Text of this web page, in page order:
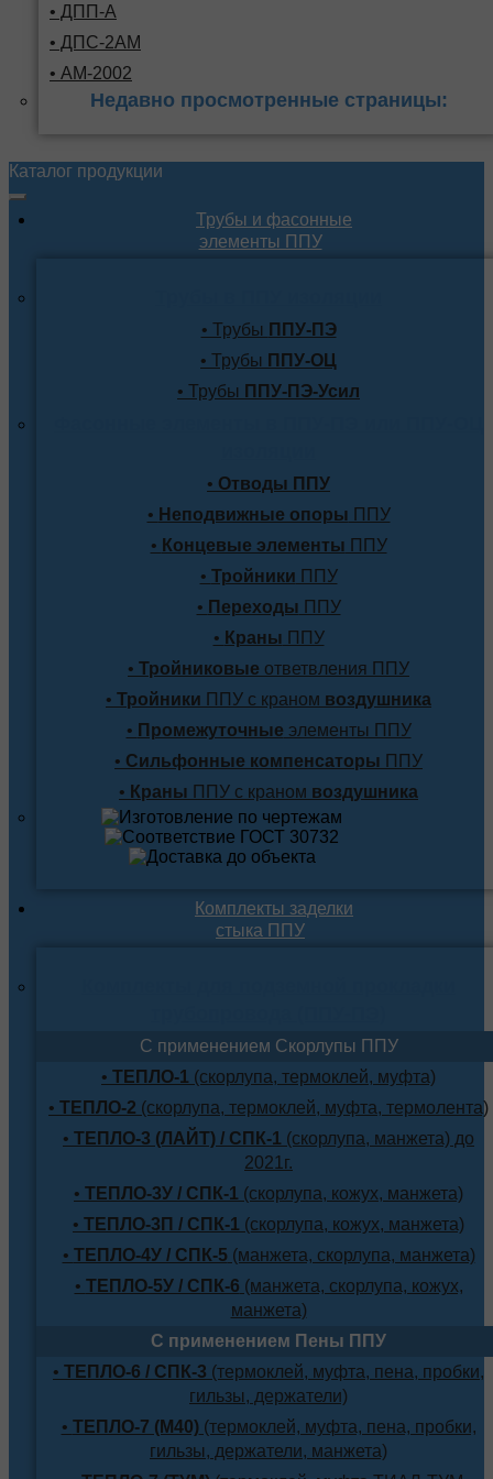
• ДПП-А
• ДПС-2АМ
• АМ-2002
Недавно просмотренные страницы:
Каталог продукции
Трубы и фасонные
элементы ППУ
• Трубы ППУ-ПЭ
• Трубы ППУ-ОЦ
• Трубы ППУ-ПЭ-Усил
• Отводы ППУ
• Неподвижные опоры ППУ
• Концевые элементы ППУ
• Тройники ППУ
• Переходы ППУ
• Краны ППУ
• Тройниковые ответвления ППУ
• Тройники ППУ с краном воздушника
• Промежуточные элементы ППУ
• Сильфонные компенсаторы ППУ
• Краны ППУ с краном воздушника
Комплекты заделки
стыка ППУ
С применением Скорлупы ППУ
• ТЕПЛО-1 (скорлупа, термоклей, муфта)
• ТЕПЛО-2 (скорлупа, термоклей, муфта, термолента)
• ТЕПЛО-3 (ЛАЙТ) / СПК-1 (скорлупа, манжета) до
2021г.
• ТЕПЛО-3У / СПК-1 (скорлупа, кожух, манжета)
• ТЕПЛО-3П / СПК-1 (скорлупа, кожух, манжета)
• ТЕПЛО-4У / СПК-5 (манжета, скорлупа, манжета)
• ТЕПЛО-5У / СПК-6 (манжета, скорлупа, кожух,
манжета)
С применением Пены ППУ
• ТЕПЛО-6 / СПК-3 (термоклей, муфта, пена, пробки,
гильзы, держатели)
• ТЕПЛО-7 (М40)(термоклей, муфта, пена, пробки,
гильзы, держатели, манжета)